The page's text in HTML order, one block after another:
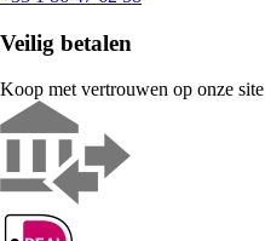
Veilig betalen
Koop met vertrouwen op onze site